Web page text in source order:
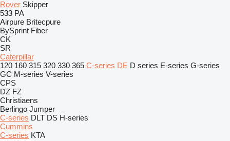
Rover Skipper
533 PA
Airpure Britecpure
BySprint Fiber
CK
SR
Caterpillar
120 160 315 320 330 365 C-series DE D series E-series G-series
GC M-series V-series
CPS
DZ FZ
Christiaens
Berlingo Jumper
C-series DLT DS H-series
Cummins
C-series KTA